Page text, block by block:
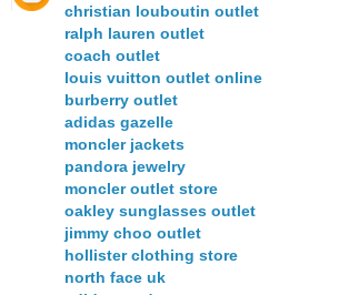
christian louboutin outlet
ralph lauren outlet
coach outlet
louis vuitton outlet online
burberry outlet
adidas gazelle
moncler jackets
pandora jewelry
moncler outlet store
oakley sunglasses outlet
jimmy choo outlet
hollister clothing store
north face uk